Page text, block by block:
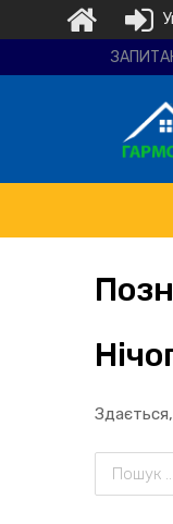
будівельна